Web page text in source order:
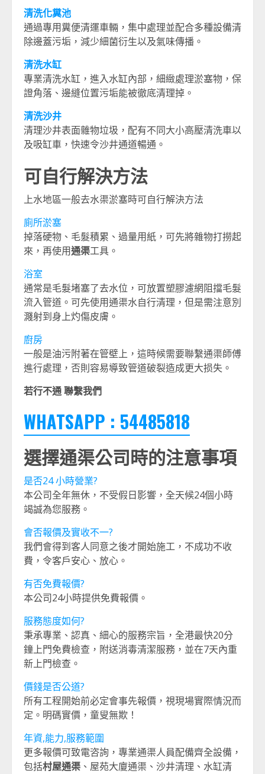
清洗化糞池
通過專用糞便清運車輛，集中處理並配合多種設備清
除邊蓋污垢，減少細菌衍生以及氣味傳播。
清洗水缸
專業清洗水缸，進入水缸內部，細緻處理淤塞物，保
證角落、邊縫位置污垢能被徹底清理掉。
清洗沙井
清理沙井表面雜物垃圾，配有不同大小高壓清洗車以
及吸缸車，快速令沙井通道暢通。
可自行解決方法
上水地區一般去水渠淤塞時可自行解決方法
廁所淤塞
掉落硬物、毛髮積累、過量用紙，可先將雜物打撈起
來，再使用通渠工具。
浴室
通常是毛髮堵塞了去水位，可放置塑膠濾網阻擋毛髮
流入管道。可先使用通渠水自行清理，但是需注意別
濺射到身上灼傷皮膚。
廚房
一般是油污附著在管壁上，這時候需要聯繫通渠師傅
進行處理，否則容易導致管道破裂造成更大损失。
若行不通 聯繫我們
WHATSAPP : 54485818
選擇通渠公司時的注意事項
是否24 小時營業?
本公司全年無休，不受假日影響，全天候24個小時
竭誠為您服務。
會否報價及實收不一?
我們會得到客人同意之後才開始施工，不成功不收
費，令客戶安心、放心。
有否免費報價?
本公司24小時提供免費報價。
服務態度如何?
秉承專業、認真、細心的服務宗旨，全港最快20分
鐘上門免費檢查，附送消毒清潔服務，並在7天內重
新上門檢查。
價錢是否公道?
所有工程開始前必定會事先報價，視現場實際情況而
定。明碼實價，童叟無欺！
年資,能力,服務範圍
更多報價可致電咨詢，專業通渠人員配備齊全設備，
包括村屋通渠 、屋苑大廈通渠、沙井清理、水缸清